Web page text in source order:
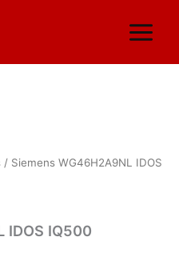
/ Siemens WG46H2A9NL IDOS
IDOS IQ500